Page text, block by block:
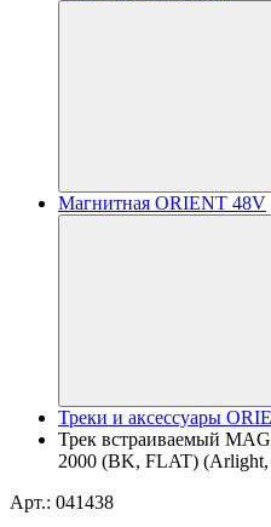
Магнитная ORIENT 48V
Треки и аксессуары
Трек встраиваемый
2000 (BK, FLAT) (Arlight,
Арт.: 041438